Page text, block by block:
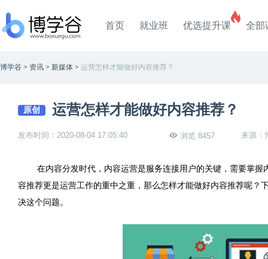
首页 就业班 优选提升课 全部
博学谷 > 资讯 > 新媒体 > 运营怎样才能做好内容推荐？
原创 运营怎样才能做好内容推荐？
发布时间：2020-08-04 17:05:40 浏览 8457 来源：
在内容分发时代，内容运营是服务连接用户的关键，需要掌
容推荐更是运营工作的重中之重，那么怎样才能做好内容推荐呢
决这个问题。